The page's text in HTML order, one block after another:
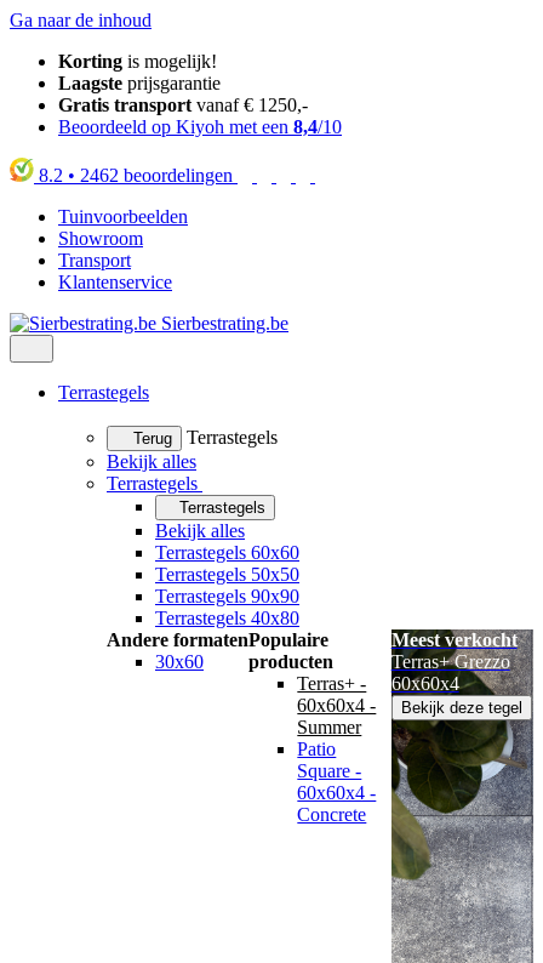
Ga naar de inhoud
Korting is mogelijk!
Laagste prijsgarantie
Gratis transport vanaf € 1250,-
Beoordeeld op Kiyoh met een 8,4/10
8.2 • 2462 beoordelingen
Tuinvoorbeelden
Showroom
Transport
Klantenservice
Sierbestrating.be
Terrastegels
Terug
Terrastegels
Bekijk alles
Terrastegels
Terrastegels
Bekijk alles
Terrastegels 60x60
Terrastegels 50x50
Terrastegels 90x90
Terrastegels 40x80
Andere formaten
30x60
Populaire
producten
Terras+ -
60x60x4 -
Summer
Patio
Square -
60x60x4 -
Concrete
Meest verkocht
Terras+ Grezzo
60x60x4
Bekijk deze tegel